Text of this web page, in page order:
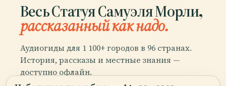
Весь Статуя Самуэля Морли,
рассказанный как надо.
Аудиогиды для 1 100+ городов в 96 странах.
История, рассказы и местные знания —
доступно офлайн.